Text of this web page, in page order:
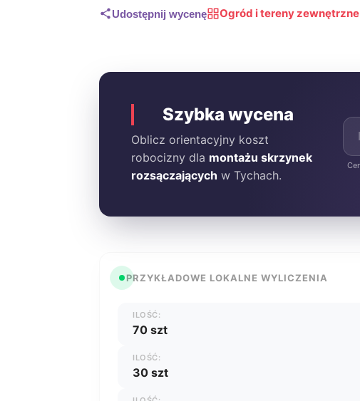
Udostępnij wycenę Ogród i tereny
Szybka wycena
Oblicz orientacyjny koszt
robocizny dla montażu skrzynek
rozsączających w Tychach.
PRZYKŁADOWE LOKALNE WYLICZENIA
ILOŚĆ:
70 szt
ILOŚĆ:
30 szt